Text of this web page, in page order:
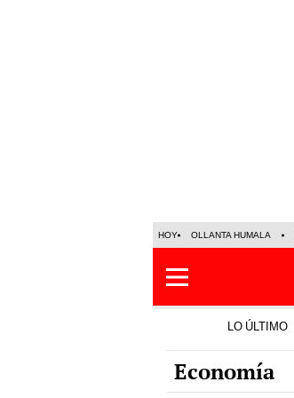
HOY OLLANTA HUMALA
LO ÚLTIMO
Economía